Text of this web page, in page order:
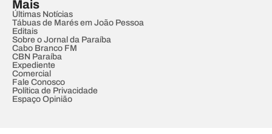
Mais
Últimas Notícias
Tábuas de Marés em João Pessoa
Editais
Sobre o Jornal da Paraíba
Cabo Branco FM
CBN Paraíba
Expediente
Comercial
Fale Conosco
Política de Privacidade
Espaço Opinião